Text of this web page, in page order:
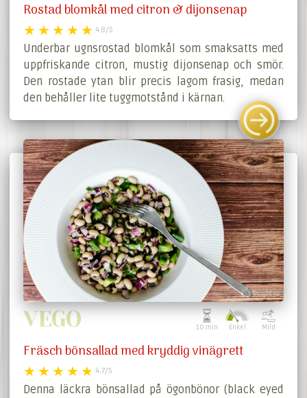
Rostad blomkål med citron & dijonsenap
4.8/5
Underbar ugnsrostad blomkål som smaksatts med
uppfriskande citron, mustig dijonsenap och smör.
Den rostade ytan blir precis lagom frasig, medan
den behåller lite tuggmotstånd i kärnan.
VEGO 10 min Enkel Mild
Fräsch bönsallad med kryddig vinägrett
4.7/5
Denna läckra bönsallad på ögonbönor (black eyed